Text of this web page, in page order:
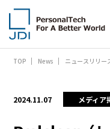
企業情報
製品・技術
サステナビリティ
TOP News ニュースリリー
2024.11.07 メディア